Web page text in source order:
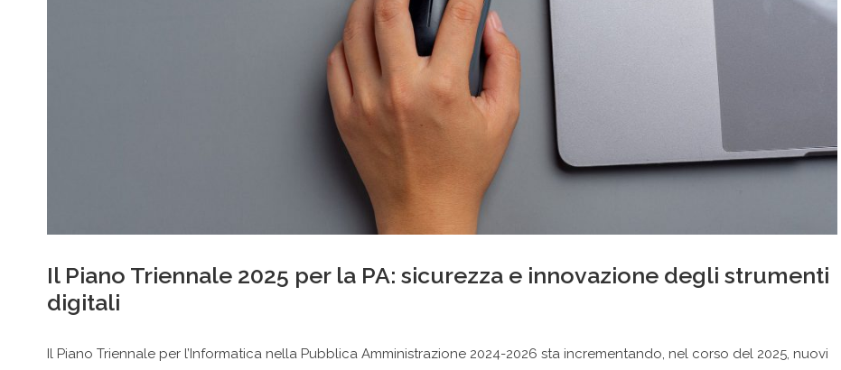
Il Piano Triennale 2025 per la PA: sicurezza e innovazione degli strumenti
digitali
Il Piano Triennale per l’Informatica nella Pubblica Amministrazione 2024-2026 sta incrementando, nel corso del 2025, nuovi